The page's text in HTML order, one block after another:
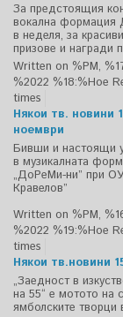
За предстоящия
вокална формация
в неделя, за
призове и награди
Written on %PM,
%2022 %18:%Ное
times
Някои тв. новини
ноември
Бивши и настоящи
в музикалната
„ДоРеМи-ни” при
Кравелов”
Written on %PM,
%2022 %19:%Ное
times
Някои тв.новини
„Заедност в
на 55“ е мотото на
ямболските творци